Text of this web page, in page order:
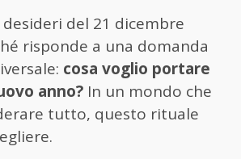
del 21 dicembre
risponde a una domanda
cosa voglio portare
anno? In un mondo che
tutto, questo rituale